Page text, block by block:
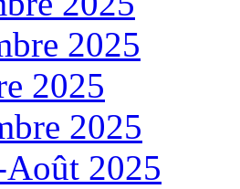
2025
2025
2025
2025